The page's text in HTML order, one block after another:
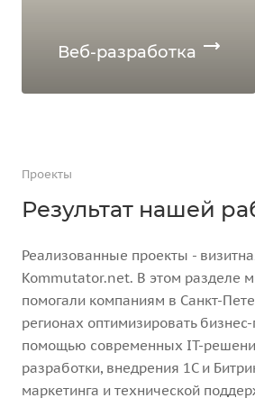
Веб-разработка
Проекты
Результат нашей
Реализованные проекты -
Kommutator.net. В этом разделе
помогали компаниям в Санкт-
регионах оптимизировать
помощью современных IT-
разработки, внедрения 1С и
маркетинга и технической